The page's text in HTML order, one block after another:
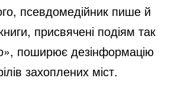
псевдомедійник пише й
присвячені подіям так
поширює дезінформацію
захоплених міст.